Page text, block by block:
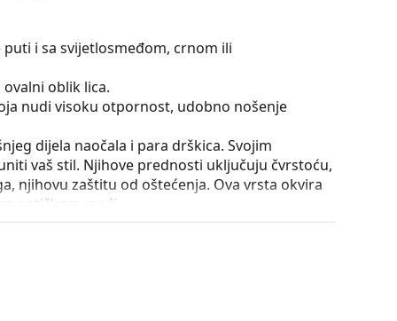
i sa svijetlosmeđom, crnom ili
oblik lica.
nudi visoku otpornost, udobno nošenje
dijela naočala i para drškica. Svojim
vaš stil. Njihove prednosti uključuju čvrstoću,
njihovu zaštitu od oštećenja. Ova vrsta okvira
optičkom moći.